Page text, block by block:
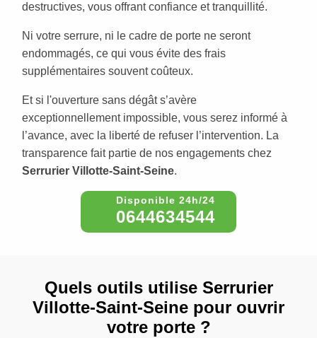
destructives, vous offrant confiance et tranquillité.
Ni votre serrure, ni le cadre de porte ne seront
endommagés, ce qui vous évite des frais
supplémentaires souvent coûteux.
Et si l'ouverture sans dégât s’avère
exceptionnellement impossible, vous serez informé à
l’avance, avec la liberté de refuser l’intervention. La
transparence fait partie de nos engagements chez
Serrurier Villotte-Saint-Seine.
0644634544
Quels outils utilise Serrurier
Villotte-Saint-Seine pour ouvrir
votre porte ?